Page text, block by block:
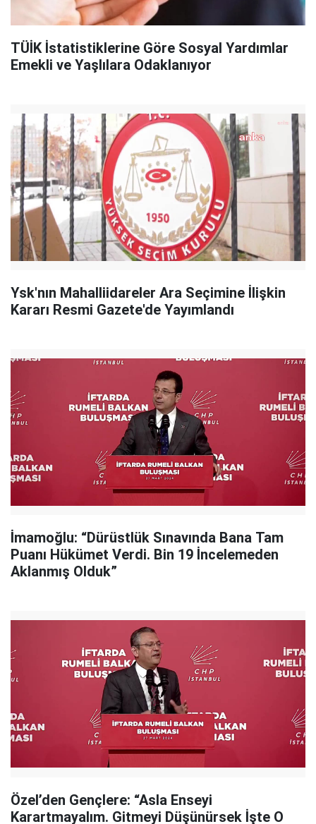
TÜİK İstatistiklerine Göre Sosyal Yardımlar
Emekli ve Yaşlılara Odaklanıyor
Ysk'nın Mahalliidareler Ara Seçimine İlişkin
Kararı Resmi Gazete'de Yayımlandı
İmamoğlu: “Dürüstlük Sınavında Bana Tam
Puanı Hükümet Verdi. Bin 19 İncelemeden
Aklanmış Olduk”
Özel’den Gençlere: “Asla Enseyi
Karartmayalım. Gitmeyi Düşünürsek İşte O